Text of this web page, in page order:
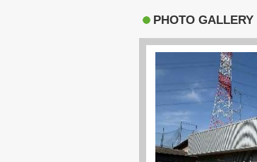
PHOTO GALLERY